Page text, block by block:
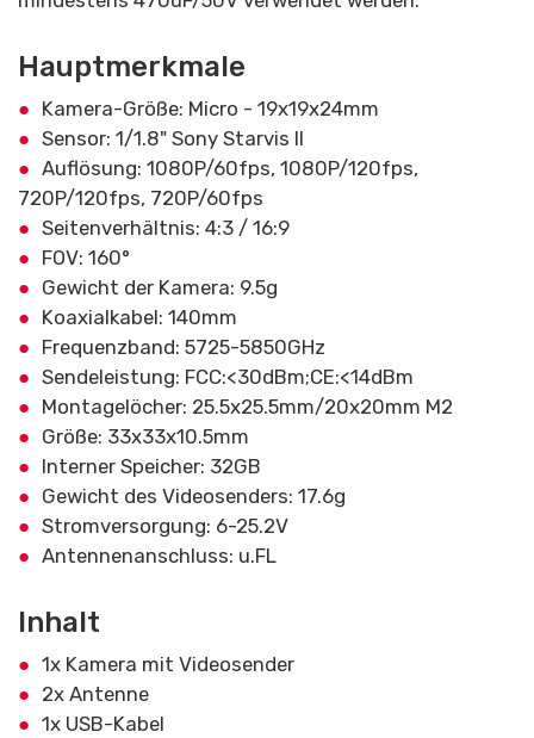
Hauptmerkmale
Kamera-Größe: Micro - 19x19x24mm
Sensor: 1/1.8" Sony Starvis II
Auflösung: 1080P/60fps, 1080P/120fps,
720P/120fps, 720P/60fps
Seitenverhältnis: 4:3 / 16:9
FOV: 160°
Gewicht der Kamera: 9.5g
Koaxialkabel: 140mm
Frequenzband: 5725-5850GHz
Sendeleistung: FCC:<30dBm;CE:<14dBm
Montagelöcher: 25.5x25.5mm/20x20mm M2
Größe: 33x33x10.5mm
Interner Speicher: 32GB
Gewicht des Videosenders: 17.6g
Stromversorgung: 6-25.2V
Antennenanschluss: u.FL
Inhalt
1x Kamera mit Videosender
2x Antenne
1x USB-Kabel